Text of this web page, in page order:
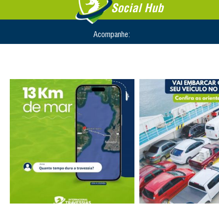
Social Hub
Acompanhe: